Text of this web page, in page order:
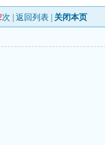
次 |返回列表 关闭本页